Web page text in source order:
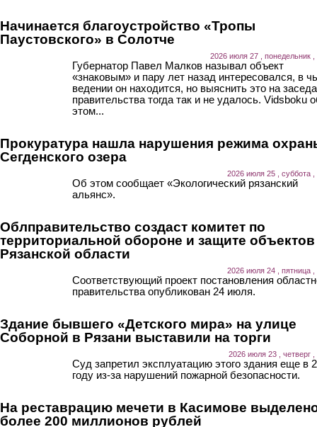
Начинается благоустройство «Тропы
Паустовского» в Солотче
2026 июля 27 , понедельник ,
Губернатор Павел Малков называл объект
«знаковым» и пару лет назад интересовался, в
ведении он находится, но выяснить это на
правительства тогда так и не удалось. Vidsboku
этом...
Прокуратура нашла нарушения режима
Сегденского озера
2026 июля 25 , суббота ,
Об этом сообщает «Экологический рязанский
альянс».
Облправительство создаст комитет по
территориальной обороне и защите объектов
Рязанской области
2026 июля 24 , пятница ,
Соответствующий проект постановления
правительства опубликован 24 июля.
Здание бывшего «Детского мира» на улице
Соборной в Рязани выставили на торги
2026 июля 23 , четверг ,
Суд запретил эксплуатацию этого здания еще в
году из-за нарушений пожарной безопасности.
На реставрацию мечети в Касимове
более 200 миллионов рублей